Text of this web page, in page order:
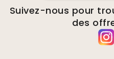
Suivez-nous pour
des